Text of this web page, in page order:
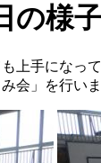
様子
上手にな
会」を行い